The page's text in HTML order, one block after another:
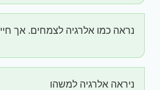
נראה כמו אלרגיה לצמחים. אך
ניראה אלרגיה למשהו